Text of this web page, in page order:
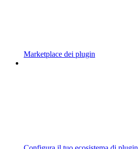
Marketplace dei plugin